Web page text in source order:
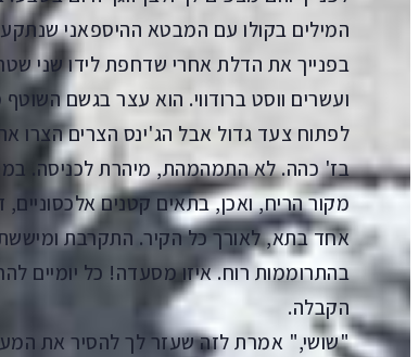
המילים בקולו עם המבטא ההיספאני
בפנייך את הדלת אחרי שדחפת לידו שני
ועשרים ווסט ברודווי. הוא עצר בגשם
לפתוח צעד גדול אבל הג'ינס הצרים הצרו
בז' כהה. לא התמהמהת, מיהרת לכניסה.
מקור הריח, ואכן, בתאים קטנים אלכסוניים,
אחד בתא, לאורך כל הקיר. התקרבת
בהתרוממות רוח. איזו מסעדה! כל יומיים
הקבלה.
"שושי," אמרת לזה שעזר לך להסיר את